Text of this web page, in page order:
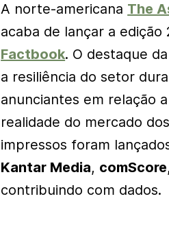
A norte-americana The
acaba de lançar a edição
Factbook. O destaque
a resiliência do setor
anunciantes em relação
realidade do mercado
impressos foram
Kantar Media, comScore,
contribuindo com dados.